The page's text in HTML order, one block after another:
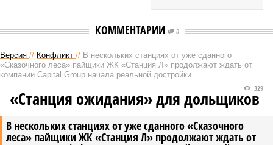
КОММЕНТАРИИ 0
Версия // Конфликт // В нескольких станциях от уже сданного
«Сказочного леса» пайщики ЖК «Станция Л» продолжают ждать от
компании Capital Group начала реальной достройки
В нескольких станциях от уже сданного «Сказочного
леса» пайщики ЖК «Станция Л» продолжают ждать от
329
«Станция ожидания» для дольщиков